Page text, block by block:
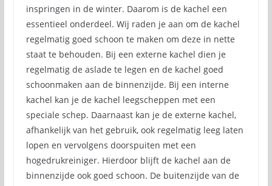
inspringen in de winter. Daarom is de kachel een
essentieel onderdeel. Wij raden je aan om de kachel
regelmatig goed schoon te maken om deze in nette
staat te behouden. Bij een externe kachel dien je
regelmatig de aslade te legen en de kachel goed
schoonmaken aan de binnenzijde. Bij een interne
kachel kan je de kachel leegscheppen met een
speciale schep. Daarnaast kan je de externe kachel,
afhankelijk van het gebruik, ook regelmatig leeg laten
lopen en vervolgens doorspuiten met een
hogedrukreiniger. Hierdoor blijft de kachel aan de
binnenzijde ook goed schoon. De buitenzijde van de